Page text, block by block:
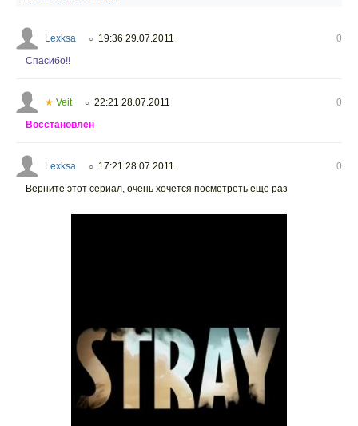
Lexksa ○ 19:36 29.07.2011
0
Спасибо!!
★ Veit ○ 22:21 28.07.2011
0
Восстановлен
Lexksa ○ 17:21 28.07.2011
0
Верните этот сериал, очень хочется посмотреть еще раз